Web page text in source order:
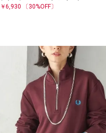
￥6,930
〔30%OFF〕